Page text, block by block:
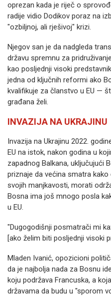
oprezan kada je riječ o
radije vidio Dodikov poraz na
"ozbiljnoj, ali rješivoj" krizi.
Njegov san je da nadgleda
državu spremnu za
kao posljednji visoki
jedna od ključnih reformi ako
kvalifikuje za članstvo u EU —
građana želi.
INVAZIJA NA UKRAJINU
Invazija na Ukrajinu 2022.
EU na istok, nakon godina u
zapadnog Balkana, uključujući
priznaje da većina smatra
svojih manjkavosti, morati
Bosna ima još mnogo posla
u EU.
"Dugogodišnji posmatrači mi
[ako želim biti posljednji visoki
Mladen Ivanić, opozicioni
da je najbolja nada za Bosnu
koju podržava Francuska, a
državama da budu u "sporom